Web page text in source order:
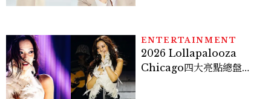
ENTERTAINMENT
2026 Lollapalooza
Chicago四大亮點總盤